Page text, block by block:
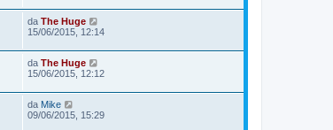
da The Huge
15/06/2015, 12:14
da The Huge
15/06/2015, 12:12
da Mike
09/06/2015, 15:29